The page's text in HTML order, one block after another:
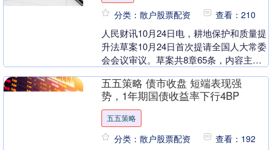
分类：散户股票配资 查看：210
人民财讯10月24日电，耕地保护和质量提
升法草案10月24日首次提请全国人大常委
会会议审议。草案共8章65条，内容主要
包括明确耕地保护总体要求，强化目标约
束、完....
五五策略 债市收盘 短端表现强
势，1年期国债收益率下行4BP
五五策略
分类：散户股票配资 查看：192